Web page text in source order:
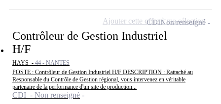
Contrôleur de Gestion Industriel
H/F
HAYS - 44 - NANTES
POSTE : Contrôleur de Gestion Industriel H/F DESCRIPTION : Rattaché au
Responsable du Contrôle de Gestion régional, vous intervenez en véritable
partenaire de la performance d'un site de production...
CDI - Non renseigné
CDINon renseigné
Ajouter cette offre à ma sélection